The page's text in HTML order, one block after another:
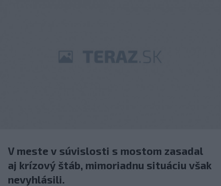
V meste v súvislosti s mostom zasadal
aj krízový štáb, mimoriadnu situáciu však
nevyhlásili.